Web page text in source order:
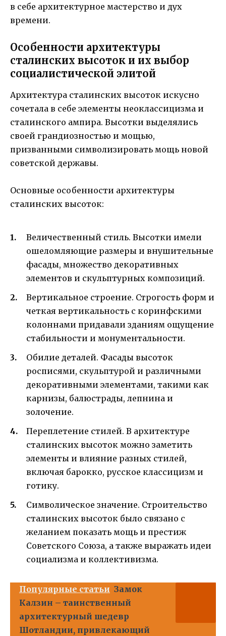
в себе архитектурное мастерство и дух
времени.
Особенности архитектуры
сталинских высоток и их выбор
социалистической элитой
Архитектура сталинских высоток искусно
сочетала в себе элементы неоклассицизма и
сталинского ампира. Высотки выделялись
своей грандиозностью и мощью,
призванными символизировать мощь новой
советской державы.
Основные особенности архитектуры
сталинских высоток:
Величественный стиль. Высотки имели
ошеломляющие размеры и внушительные
фасады, множество декоративных
элементов и скульптурных композиций.
Вертикальное строение. Строгость форм и
четкая вертикальность с коринфскими
колоннами придавали зданиям ощущение
стабильности и монументальности.
Обилие деталей. Фасады высоток
росписями, скульптурой и различными
декоративными элементами, такими как
карнизы, балюстрады, лепнина и
золочение.
Переплетение стилей. В архитектуре
сталинских высоток можно заметить
элементы и влияние разных стилей,
включая барокко, русское классицизм и
готику.
Символическое значение. Строительство
сталинских высоток было связано с
желанием показать мощь и престиж
Советского Союза, а также выражать идеи
социализма и коллективизма.
Популярные статьи Замок
Калзин – таинственный
архитектурный шедевр
Шотландии, привлекающий